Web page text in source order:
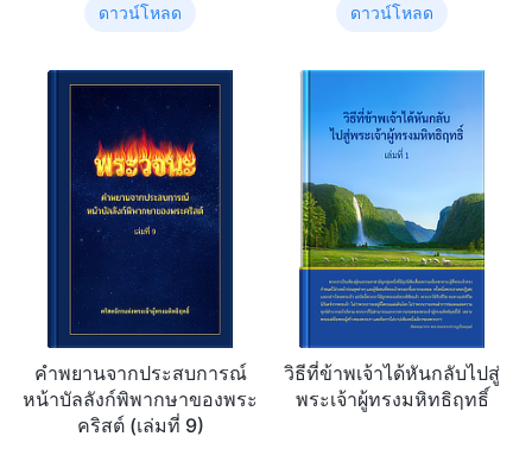
ดาวน์โหลด ดาวน์โหลด
คำพยานจากประสบการณ์
หน้าบัลลังก์พิพากษาของพระ
คริสต์ (เล่มที่ 9)
วิธีที่ข้าพเจ้าได้หันกลับไปสู่
พระเจ้าผู้ทรงมหิทธิฤทธิ์